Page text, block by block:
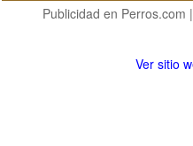
Publicidad en Perros.com |
Ver sitio